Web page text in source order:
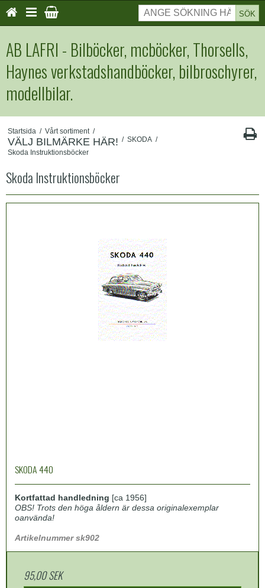
SÖK
AB LAFRI - Bilböcker, mcböcker, Thorsells,
Haynes verkstadshandböcker, bilbroschyrer,
modellbilar.
Startsida / Vårt sortiment /
VÄLJ BILMÄRKE HÄR! / SKODA /
Skoda Instruktionsböcker
Skoda Instruktionsböcker
SKODA 440
Kortfattad handledning [ca 1956]
OBS! Trots den höga åldern är dessa originalexemplar
oanvända!
Artikelnummer sk902
95,00 SEK